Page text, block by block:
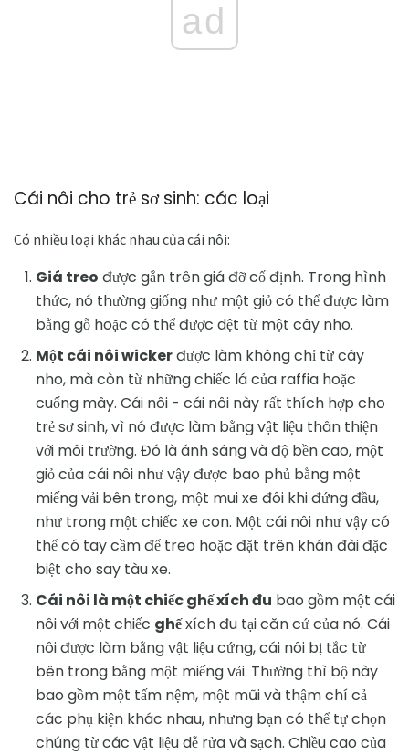
ad
Cái nôi cho trẻ sơ sinh: các loại
Có nhiều loại khác nhau của cái nôi:
Giá treo được gắn trên giá đỡ cố định. Trong hình
thức, nó thường giống như một giỏ có thể được làm
bằng gỗ hoặc có thể được dệt từ một cây nho.
Một cái nôi wickerđược làm không chỉ từ cây
nho, mà còn từ những chiếc lá của raffia hoặc
cuống mây. Cái nôi - cái nôi này rất thích hợp cho
trẻ sơ sinh, vì nó được làm bằng vật liệu thân thiện
với môi trường. Đó là ánh sáng và độ bền cao, một
giỏ của cái nôi như vậy được bao phủ bằng một
miếng vải bên trong, một mui xe đôi khi đứng đầu,
như trong một chiếc xe con. Một cái nôi như vậy có
thể có tay cầm để treo hoặc đặt trên khán đài đặc
biệt cho say tàu xe.
Cái nôi là một chiếc ghế xích đu bao gồm một cái
nôi với một chiếc ghếxích đu tại căn cứ của nó. Cái
nôi được làm bằng vật liệu cứng, cái nôi bị tắc từ
bên trong bằng một miếng vải. Thường thì bộ này
bao gồm một tấm nệm, một mũi và thậm chí cả
các phụ kiện khác nhau, nhưng bạn có thể tự chọn
chúng từ các vật liệu dễ rửa và sạch. Chiều cao của